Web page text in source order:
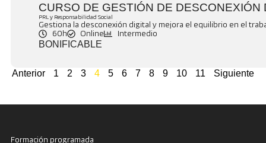
CURSO DE GESTIÓN DE DESCONEXIÓN
PRL y Responsabilidad Social
Gestiona la desconexión digital y mejora el equilibrio en el
60h
Online Intermedio
BONIFICABLE
Anterior 1 2 3 4 5 6 7 8 9 10 11 Siguiente
Formación programada